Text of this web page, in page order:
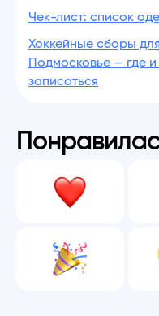
Чек-лист: список
Хоккейные сборы
Подмосковье — где и
записаться